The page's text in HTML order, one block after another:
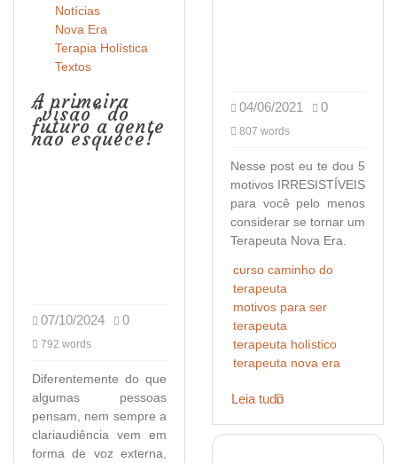
Notícias
Nova Era
Terapia Holística
Textos
A primeira
“visão” do
futuro a gente
não esquece!
07/10/2024 0
792 words
Diferentemente do que
algumas pessoas
pensam, nem sempre a
clariaudiência vem em
forma de voz externa,
04/06/2021 0
807 words
Nesse post eu te dou 5
motivos IRRESISTÍVEIS
para você pelo menos
considerar se tornar um
Terapeuta Nova Era.
curso caminho do
terapeuta
motivos para ser
terapeuta
terapeuta holístico
terapeuta nova era
Leia tudo